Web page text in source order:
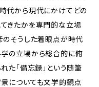
代から現代にかけてどの
きたかを専門的な立場
のそうした着眼点が時代
の立場から総合的に俯
た「備忘録」という随筆
についても文学的観点